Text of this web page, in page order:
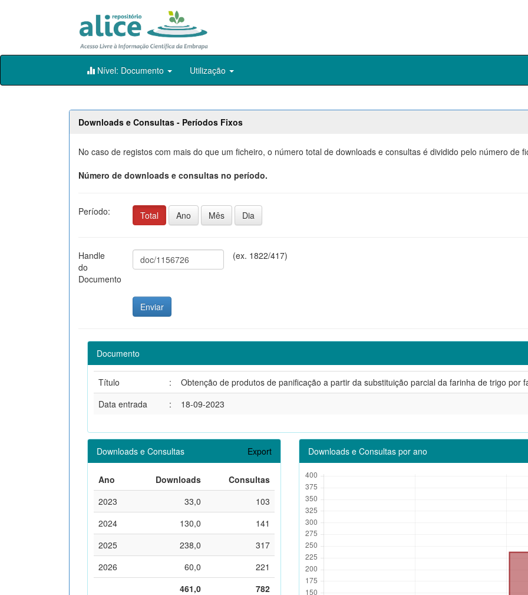
Skip
Nível: Documento Utilização
Downloads e Consultas - Períodos Fixos
No caso de registos com mais do que um ficheiro, o número total de downloads e consultas é dividido pelo número de
Número de downloads e consultas no período.
Período: Total Ano Mês Dia
Handle
do
Documento
(ex. 1822/417)
Documento
Título :
Obtenção de produtos de panificação a partir da substituição parcial da farinha de trigo por
Data entrada
: 18-09-2023
Downloads e Consultas Export
Ano Downloads
Consultas
2023
33,0
103
2024
130,0
141
2025
238,0
317
2026
60,0
221
461,0
782
Downloads e Consultas por ano